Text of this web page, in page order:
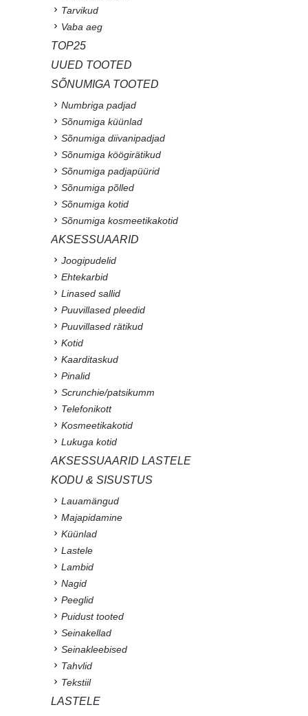
Tarvikud
Vaba aeg
TOP25
UUED TOOTED
SÕNUMIGA TOOTED
Numbriga padjad
Sõnumiga küünlad
Sõnumiga diivanipadjad
Sõnumiga köögirätikud
Sõnumiga padjapüürid
Sõnumiga põlled
Sõnumiga kotid
Sõnumiga kosmeetikakotid
AKSESSUAARID
Joogipudelid
Ehtekarbid
Linased sallid
Puuvillased pleedid
Puuvillased rätikud
Kotid
Kaarditaskud
Pinalid
Scrunchie/patsikumm
Telefonikott
Kosmeetikakotid
Lukuga kotid
AKSESSUAARID LASTELE
KODU & SISUSTUS
Lauamängud
Majapidamine
Küünlad
Lastele
Lambid
Nagid
Peeglid
Puidust tooted
Seinakellad
Seinakleebised
Tahvlid
Tekstiil
LASTELE